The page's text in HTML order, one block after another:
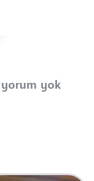
yorum yok